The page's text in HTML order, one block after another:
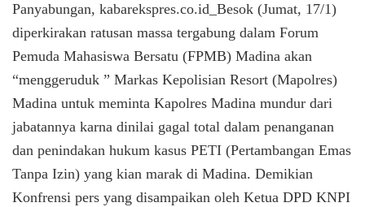
Makin
Madina
Madina.
Panyabungan, kabarekspres.co.id_Besok (Jumat, 17/1)
diperkirakan ratusan massa tergabung dalam Forum
Pemuda Mahasiswa Bersatu (FPMB) Madina akan
“menggeruduk ” Markas Kepolisian Resort (Mapolres)
Madina untuk meminta Kapolres Madina mundur dari
jabatannya karna dinilai gagal total dalam penanganan
dan penindakan hukum kasus PETI (Pertambangan Emas
Tanpa Izin) yang kian marak di Madina. Demikian
Konfrensi pers yang disampaikan oleh Ketua DPD KNPI